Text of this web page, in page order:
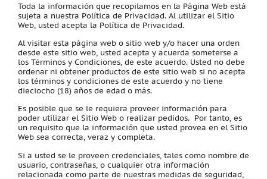
Toda la información que recopilamos en la Página Web está
sujeta a nuestra Política de Privacidad. Al utilizar el Sitio
Web, usted acepta la Política de Privacidad.
Al visitar esta página web o sitio web y/o hacer una orden
desde este sitio web, usted acepta y acuerda someterse a
los Términos y Condiciones, de este acuerdo. Usted no debe
ordenar ni obtener productos de este sitio web si no acepta
los términos y condiciones de este acuerdo y no tiene
dieciocho (18) años de edad o más.
Es posible que se le requiera proveer información para
poder utilizar el Sitio Web o realizar pedidos. Por tanto, es
un requisito que la información que usted provea en el Sitio
Web sea correcta, veraz y completa.
Si a usted se le proveen credenciales, tales como nombre de
usuario, contraseñas, o cualquier otra información
relacionada como parte de nuestras medidas de seguridad,